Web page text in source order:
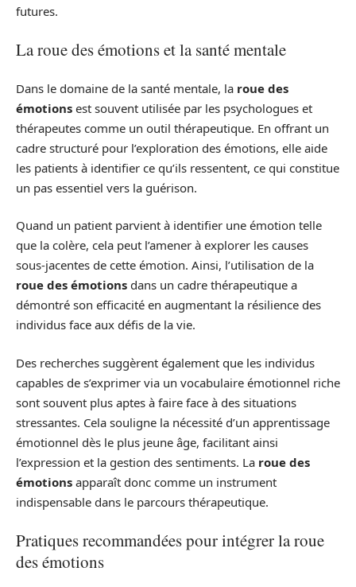
futures.
La roue des émotions et la santé mentale
Dans le domaine de la santé mentale, la roue des
émotions est souvent utilisée par les psychologues et
thérapeutes comme un outil thérapeutique. En offrant un
cadre structuré pour l’exploration des émotions, elle aide
les patients à identifier ce qu’ils ressentent, ce qui constitue
un pas essentiel vers la guérison.
Quand un patient parvient à identifier une émotion telle
que la colère, cela peut l’amener à explorer les causes
sous-jacentes de cette émotion. Ainsi, l’utilisation de la
roue des émotions dans un cadre thérapeutique a
démontré son efficacité en augmentant la résilience des
individus face aux défis de la vie.
Des recherches suggèrent également que les individus
capables de s’exprimer via un vocabulaire émotionnel riche
sont souvent plus aptes à faire face à des situations
stressantes. Cela souligne la nécessité d’un apprentissage
émotionnel dès le plus jeune âge, facilitant ainsi
l’expression et la gestion des sentiments. La roue des
émotions apparaît donc comme un instrument
indispensable dans le parcours thérapeutique.
Pratiques recommandées pour intégrer la roue
des émotions